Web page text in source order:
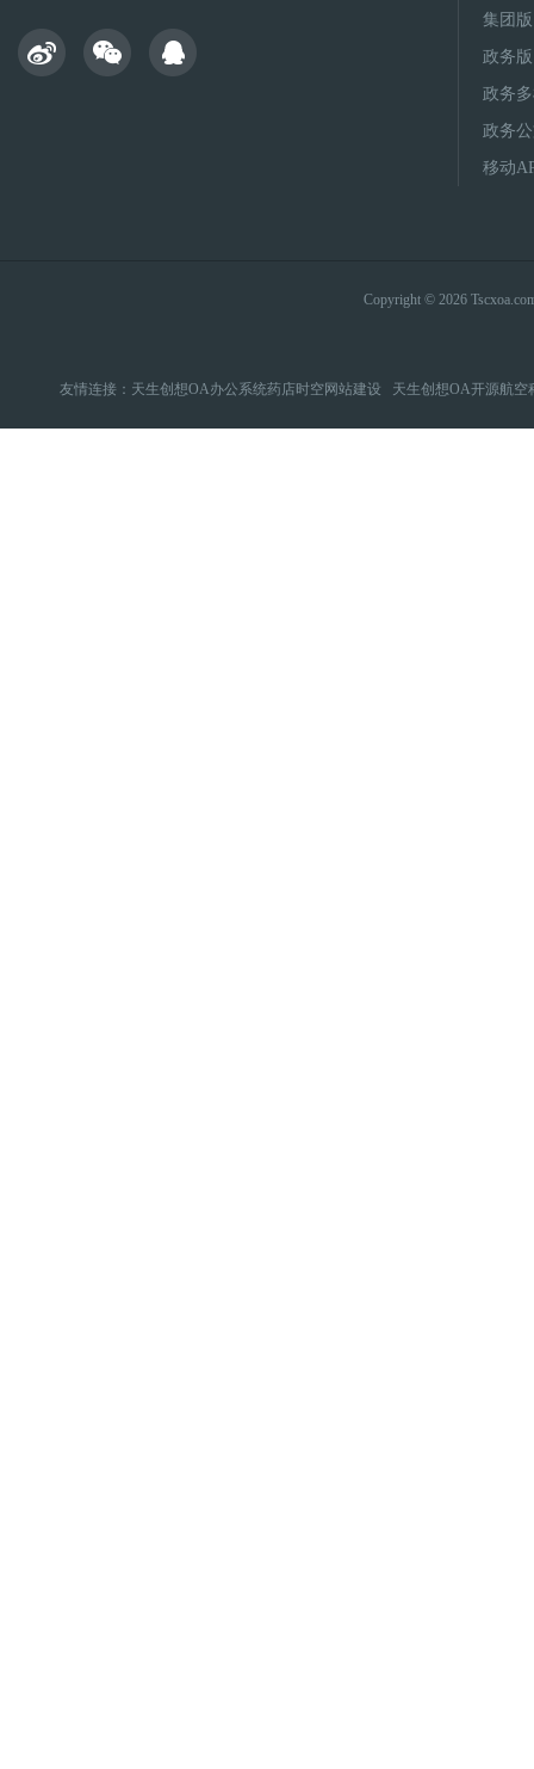
集团版
政务版
政务
政务
移动
Copyright © 2026
友情连接： 天生创想OA办公系统药店时空网站建设 天生创想OA开源航空